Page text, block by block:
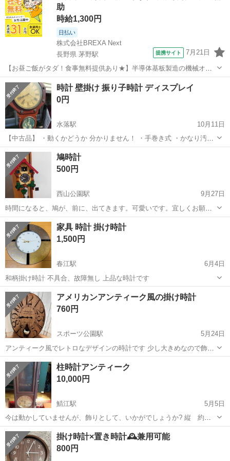
助
時給1,300円
日払い
株式会社BREXA Next
長野県 茅野駅
提携サイト 7月21日
【お昼ご飯がタダ！食事無料提供あり★】半導体基板製造の機械オペ
レーターや検査作業！未経験活躍中★カップル＆友達同士の応募OK！
赴任旅費会社負担★嬉しい無料送迎◎正社員登用制度あり！マイカー
通勤OK！無料駐車場完備！《長野県茅...
長野 茅野市 茅野駅 その他
時計 壁掛け 振り子時計 ディスプレイ
0円
水落駅
10月11日
【中古品】 ・動くかどうか 分かりません！ ・手巻き式 ・かなり汚れ
ています！ ・場所が分かる方は､事前連絡なしで､ お持ち帰りください
ませ〜m(_ _)m ・ガレージの前に並べて置いてありますので､「ご自由
に お...
福井 鯖江市 水落駅
鳩時計
500円
西山公園駅
9月27日
時間になると、鳩が、前に、出てきます。可愛いです。宜しくお願い
します🙇⤵
福井 鯖江市 西山公園駅 時計
家具 時計 掛け時計
1,500円
春江駅
6月4日
和柄掛け時計 不具合、故障無し 上品な時計です
福井 坂井市 春江駅 和柄
アメリカンアンティーク風の掛け時計
760円
スポーツ公園駅
5月24日
アンティーク風でレトロなデザインの時計です 少し大きめなので飾る
だけで部屋にインパクトがでますよ 2年ほど使用していましたが、状
態は綺麗です 下の丸い部分が振り子になってます ◾︎壁掛け用 ◾︎サイズ
横43×縦58センチ...
福井 越前市 スポーツ公園駅
柱時計アンティーク
10,000円
鯖江駅
5月5日
今は動かしていませんが、飾りとして、いかがでしょうか? 縦 約
126cm 横 約40〜43cm 奥行き 約15〜20cm
福井 鯖江市 鯖江駅 時計 柱時計
掛け時計×置き時計🕰️兼用可能
800円